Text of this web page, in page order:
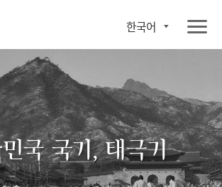
한국어
국 국기, 태극기